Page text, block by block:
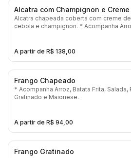
Alcatra com Champignon e Creme
Cebola
Alcatra chapeada coberta com creme de
cebola e champignon. * Acompanha Arroz,
A partir de R$ 138,00
Frango Chapeado
* Acompanha Arroz, Batata Frita, Salada,
Gratinado e Maionese.
A partir de R$ 94,00
Frango Gratinado